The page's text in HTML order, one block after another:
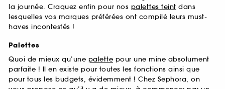
la journée. Craquez enfin pour nos palettes teint dans
lesquelles vos marques préférées ont compilé leurs must-
haves incontestés !
Palettes
Quoi de mieux qu’une palette pour une mine absolument
parfaite ! Il en existe pour toutes les fonctions ainsi que
pour tous les budgets, évidemment ! Chez Sephora, on